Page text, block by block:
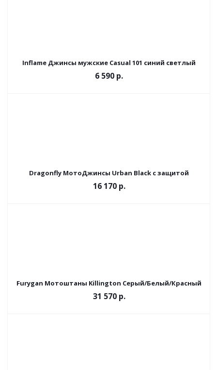
Inflame Джинсы мужские Casual 101 синий светлый
6 590 р.
Dragonfly МотоДжинсы Urban Black с защитой
16 170 р.
Furygan Мотоштаны Killington Серый/Белый/Красный
31 570 р.